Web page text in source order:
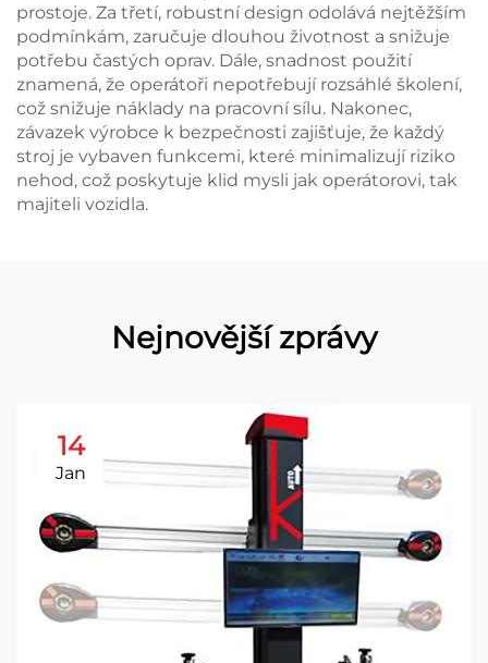
prostoje. Za třetí, robustní design odolává nejtěžším
podmínkám, zaručuje dlouhou životnost a snižuje
potřebu častých oprav. Dále, snadnost použití
znamená, že operátoři nepotřebují rozsáhlé školení,
což snižuje náklady na pracovní sílu. Nakonec,
závazek výrobce k bezpečnosti zajišťuje, že každý
stroj je vybaven funkcemi, které minimalizují riziko
nehod, což poskytuje klid mysli jak operátorovi, tak
majiteli vozidla.
Nejnovější zprávy
14
Jan